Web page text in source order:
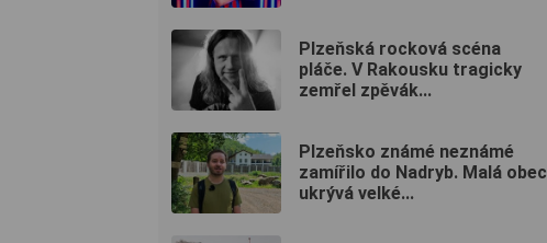
Plzeňská rocková scéna
pláče. V Rakousku tragicky
zemřel zpěvák...
Plzeňsko známé neznámé
zamířilo do Nadryb. Malá obec
ukrývá velké...